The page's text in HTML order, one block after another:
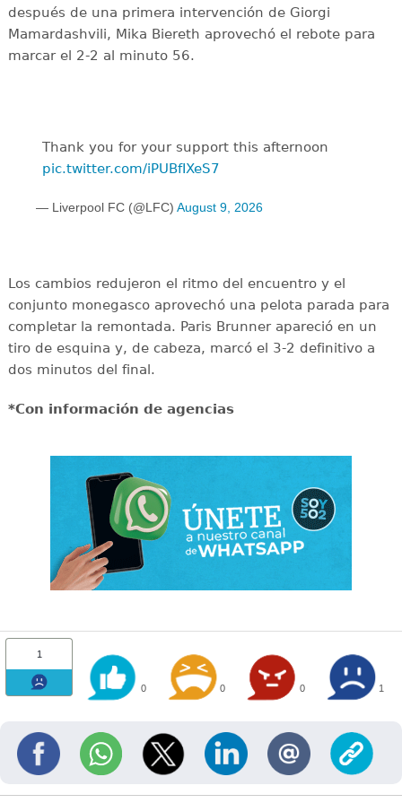
después de una primera intervención de Giorgi
Mamardashvili, Mika Biereth aprovechó el rebote para
marcar el 2-2 al minuto 56.
Thank you for your support this afternoon
pic.twitter.com/iPUBfIXeS7
— Liverpool FC (@LFC) August 9, 2026
Los cambios redujeron el ritmo del encuentro y el
conjunto monegasco aprovechó una pelota parada para
completar la remontada. Paris Brunner apareció en un
tiro de esquina y, de cabeza, marcó el 3-2 definitivo a
dos minutos del final.
*Con información de agencias
1
0 0 0 1